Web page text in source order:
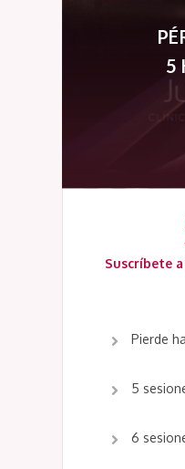
5
Suscríbete
Pierde
5
6